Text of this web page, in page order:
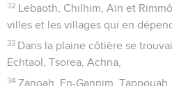
32 Lebaoth, Chilhim, Aïn et
villes et les villages qui en
33 Dans la plaine côtière se
Echtaol, Tsorea, Achna,
34 Zanoah, En-Gannim, Tappouah,